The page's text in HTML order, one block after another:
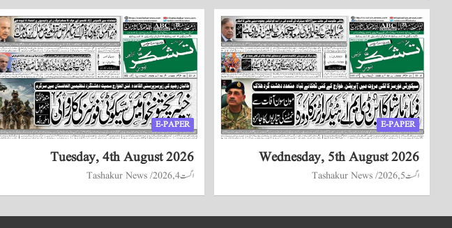
E-PAPER
Wednesday, 5th August 2026
اگست 5, 2026 Tashakur News
E-PAPER
Tuesday, 4th August 2026
اگست 4, 2026 Tashakur News